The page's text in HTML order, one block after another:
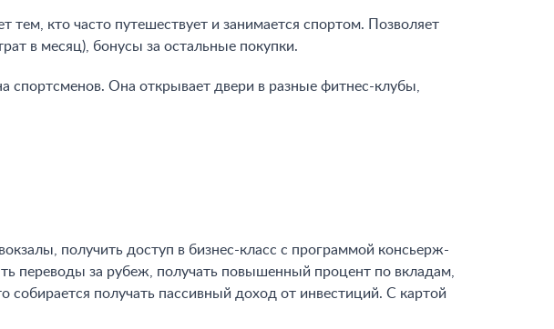
кто часто путешествует и занимается спортом. Позволяет
в месяц), бонусы за остальные покупки.
спортсменов. Она открывает двери в разные фитнес-клубы,
получить доступ в бизнес-класс с программой консьерж-
переводы за рубеж, получать повышенный процент по вкладам,
получать пассивный доход от инвестиций. С картой